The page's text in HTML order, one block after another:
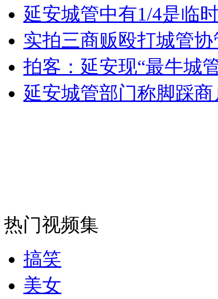
山西运城恶犬咬伤多人 警民合力深夜将其击毙
女孩北京地铁殴打老人 痛下狠手拳打脚踢
安徽一实载49人客车翻车
走！跟着总书记去植树
延安城管中有1/4是临
实拍三商贩殴打城管
拍客：延安现“最牛城
延安城管部门称脚踩
热门视频集
搞笑
美女